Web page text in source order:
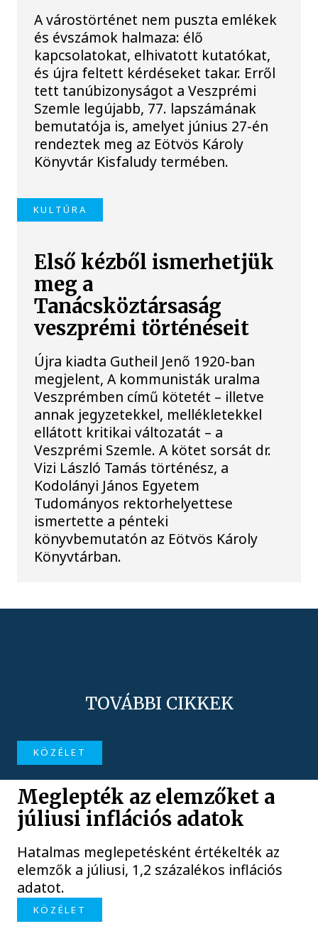
A várostörténet nem puszta emlékek
és évszámok halmaza: élő
kapcsolatokat, elhivatott kutatókat,
és újra feltett kérdéseket takar. Erről
tett tanúbizonyságot a Veszprémi
Szemle legújabb, 77. lapszámának
bemutatója is, amelyet június 27-én
rendeztek meg az Eötvös Károly
Könyvtár Kisfaludy termében.
KULTÚRA
Első kézből ismerhetjük
meg a
Tanácsköztársaság
veszprémi történéseit
Újra kiadta Gutheil Jenő 1920-ban
megjelent, A kommunisták uralma
Veszprémben című kötetét – illetve
annak jegyzetekkel, mellékletekkel
ellátott kritikai változatát – a
Veszprémi Szemle. A kötet sorsát dr.
Vizi László Tamás történész, a
Kodolányi János Egyetem
Tudományos rektorhelyettese
ismertette a pénteki
könyvbemutatón az Eötvös Károly
Könyvtárban.
TOVÁBBI CIKKEK
KÖZÉLET
Meglepték az elemzőket a
júliusi inflációs adatok
Hatalmas meglepetésként értékelték az
elemzők a júliusi, 1,2 százalékos inflációs
adatot.
KÖZÉLET